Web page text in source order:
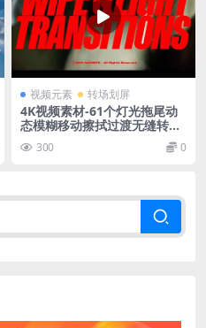
视频元素 转场划屏
4K视频素材-61个灯光拖尾动
态模糊移动擦拭过渡无缝转场
动画 AcidBite – Wipe Light
Transitions
300 0